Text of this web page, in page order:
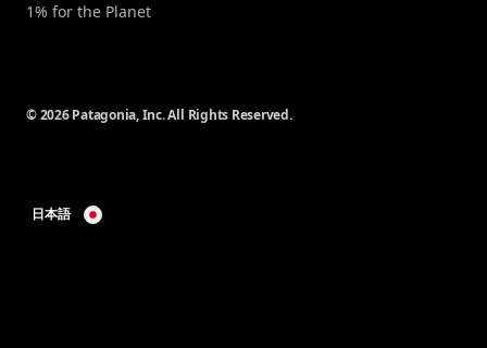
1% for the Planet
© 2026 Patagonia, Inc. All Rights Reserved.
日本語